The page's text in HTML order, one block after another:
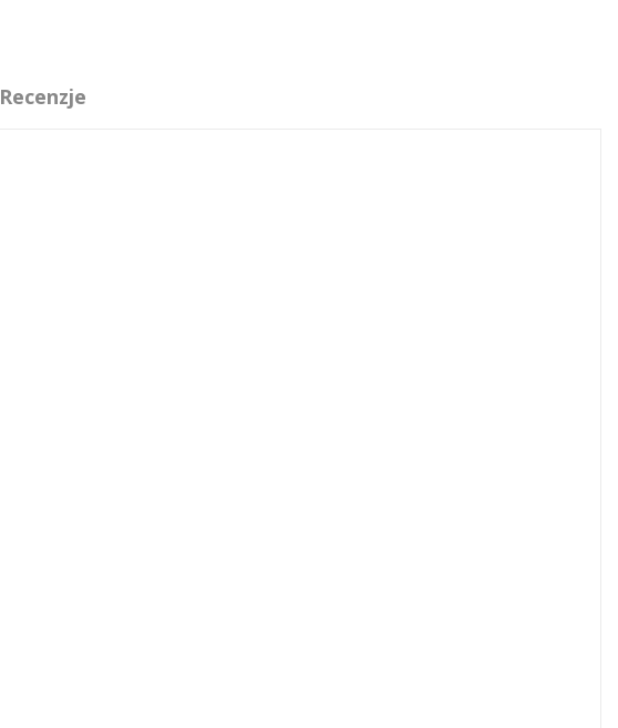
Recenzje